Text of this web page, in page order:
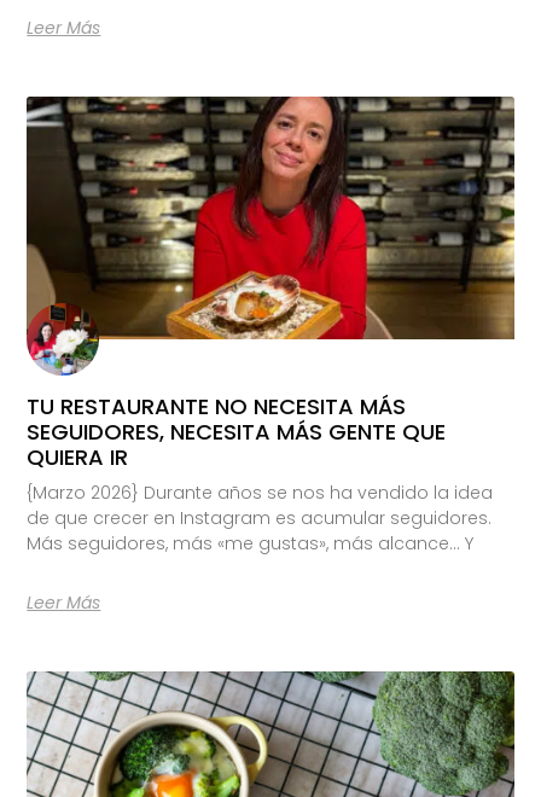
Leer Más
TU RESTAURANTE NO NECESITA MÁS
SEGUIDORES, NECESITA MÁS GENTE QUE
QUIERA IR
{Marzo 2026} Durante años se nos ha vendido la idea
de que crecer en Instagram es acumular seguidores.
Más seguidores, más «me gustas», más alcance… Y
Leer Más